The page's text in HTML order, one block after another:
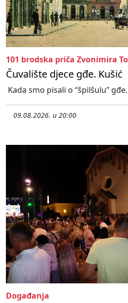
101 brodska priča Zvonimira
Čuvalište djece gđe. Kušić
Kada smo pisali o “špilšulu”
09.08.2026. u 20:00
Događanja